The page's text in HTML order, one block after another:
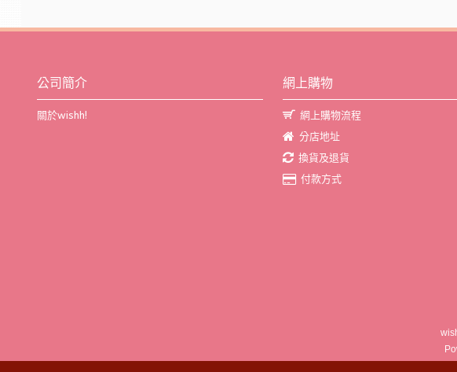
公司簡介
關於wishh!
網上購物
網上購物流程
分店地址
換貨及退貨
付款方式